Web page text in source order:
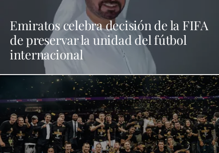
Emiratos celebra decisión de la FIFA
de preservar la unidad del fútbol
internacional